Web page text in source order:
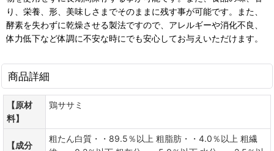
り、栄養、形、美味しさまでそのままに残す事が可能です。また、
酵素を失わずに乾燥させる製法ですので、アレルギーや消化不良、
体力低下など体調に不安な時にでも安心してお与えいただけます。
商品詳細
【原材
料】
鶏ササミ
【成分
粗たん白質・・89.5％以上 粗脂肪・・4.0％以上 粗繊